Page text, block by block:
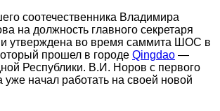
соотечественника Владимира
на должность главного секретаря
утверждена во время саммита ШОС в
прошел в городе Qingdao —
Республики. В.И. Норов с первого
уже начал работать на своей новой